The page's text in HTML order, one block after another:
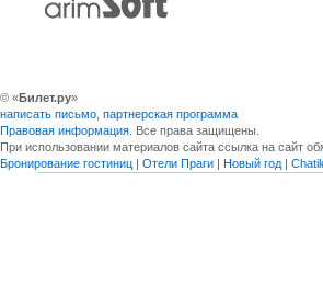
© «Билет.ру»
написать письмо партнерская программа
Правовая информация . Все права защищены.
При использовании материалов сайта ссылка на сайт
Бронирование гостиниц | Отели Праги | Новый год |